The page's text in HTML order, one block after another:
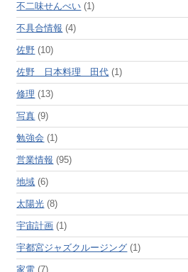
不二味せんべい (1)
不具合情報 (4)
佐野 (10)
佐野 日本料理 田代 (1)
修理 (13)
写真 (9)
勉強会 (1)
営業情報 (95)
地域 (6)
太陽光 (8)
宇宙計画 (1)
宇都宮ジャズクルージング (1)
家電 (7)